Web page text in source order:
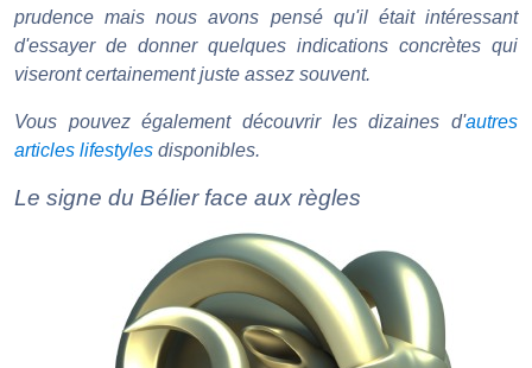
prudence mais nous avons pensé qu'il était intéressant
d'essayer de donner quelques indications concrètes qui
viseront certainement juste assez souvent.
Vous pouvez également découvrir les dizaines d'autres
articles lifestyles disponibles.
Le signe du Bélier face aux règles